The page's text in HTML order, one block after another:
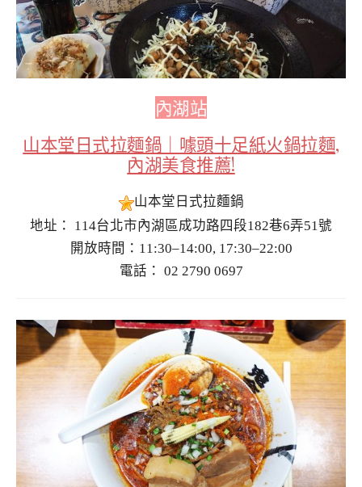
內湖站
山本堂日式拉麵鍋｜噱頭十足紙火鍋拉麵,
內湖美食推薦!
山本堂日式拉麵鍋
地址： 114台北市內湖區成功路四段182巷6弄51號
開放時間：11:30–14:00, 17:30–22:00
電話： 02 2790 0697